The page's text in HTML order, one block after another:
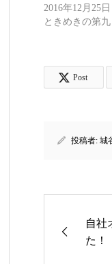
2016年12月25日
ときめきの第九
Post
投稿者: 城
自社
た！